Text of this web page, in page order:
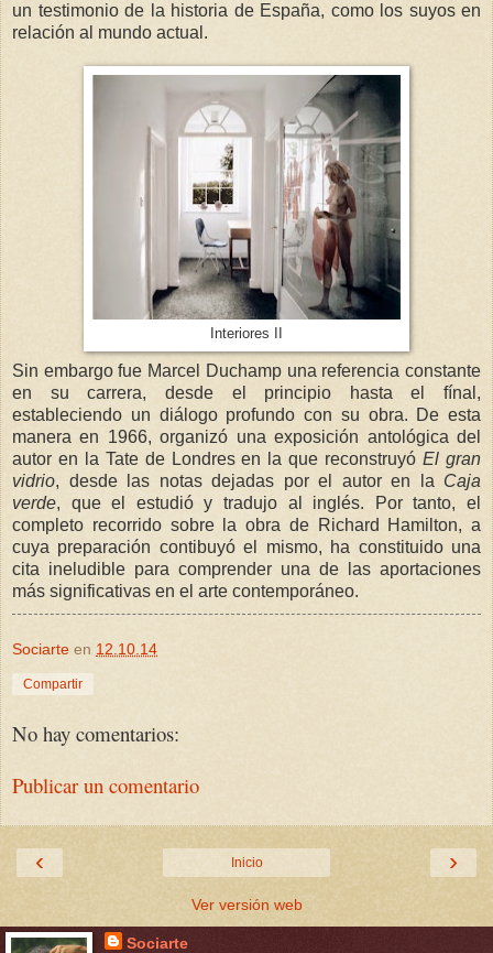
un testimonio de la historia de España, como los suyos en
relación al mundo actual.
Interiores II
Sin embargo fue Marcel Duchamp una referencia constante
en su carrera, desde el principio hasta el fínal,
estableciendo un diálogo profundo con su obra. De esta
manera en 1966, organizó una exposición antológica del
autor en la Tate de Londres en la que reconstruyó El gran
vidrio, desde las notas dejadas por el autor en la Caja
verde, que el estudió y tradujo al inglés. Por tanto, el
completo recorrido sobre la obra de Richard Hamilton, a
cuya preparación contibuyó el mismo, ha constituido una
cita ineludible para comprender una de las aportaciones
más significativas en el arte contemporáneo.
Sociarte en 12.10.14
Compartir
No hay comentarios:
Publicar un comentario
‹ ›
Inicio
Ver versión web
Sociarte